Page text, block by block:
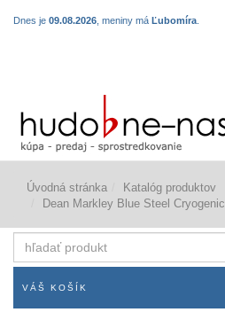
Dnes je 09.08.2026 , meniny má Ľubomíra
Úvodná stránka
Katalóg produktov
Dean Markley Blue Steel Cryogenic
produkt
VÁŠ KOŠÍK